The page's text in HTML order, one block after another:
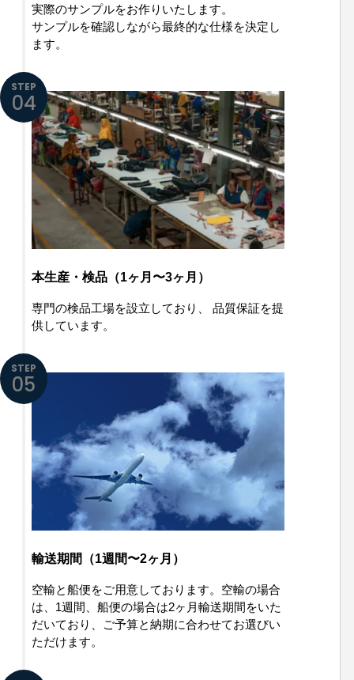
実際のサンプルをお作りいたします。
サンプルを確認しながら最終的な仕様を決定し
ます。
STEP
04
本生産・検品（1ヶ月〜3ヶ月）
専門の検品工場を設立しており、
品質保証を提
供しています。
STEP
05
輸送期間（1週間〜2ヶ月）
空輸と船便をご用意しております。空輸の場合
は、1週間、船便の場合は2ヶ月輸送期間をいた
だいており、ご予算と納期に合わせてお選びい
ただけます。